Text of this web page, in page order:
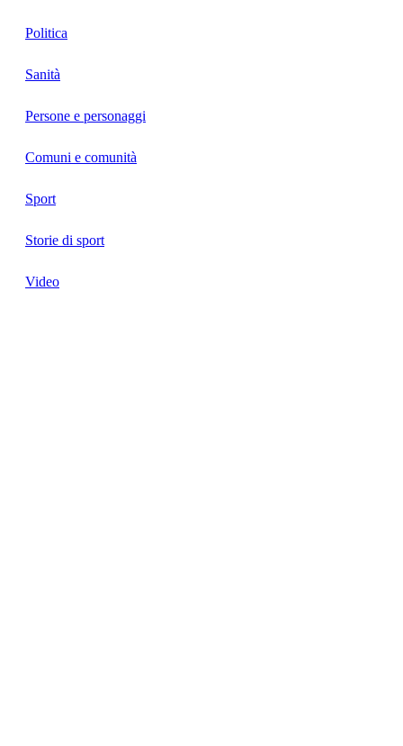
Politica
Sanità
Persone e personaggi
Comuni e comunità
Sport
Storie di sport
Video